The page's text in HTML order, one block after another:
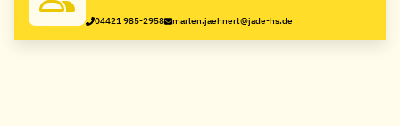
04421 985-2958 marlen.jaehnert@jade-hs.de